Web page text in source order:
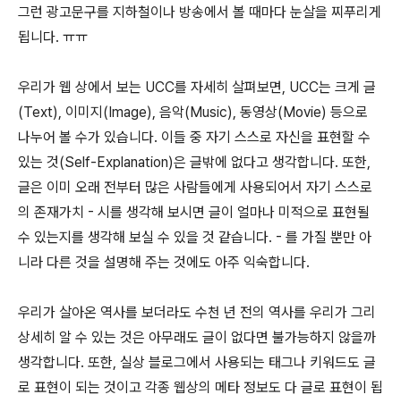
그런 광고문구를 지하철이나 방송에서 볼 때마다 눈살을 찌푸리게
됩니다. ㅠㅠ
우리가 웹 상에서 보는 UCC를 자세히 살펴보면, UCC는 크게 글
(Text), 이미지(Image), 음악(Music), 동영상(Movie) 등으로
나누어 볼 수가 있습니다. 이들 중 자기 스스로 자신을 표현할 수
있는 것(Self-Explanation)은 글밖에 없다고 생각합니다. 또한,
글은 이미 오래 전부터 많은 사람들에게 사용되어서 자기 스스로
의 존재가치 - 시를 생각해 보시면 글이 얼마나 미적으로 표현될
수 있는지를 생각해 보실 수 있을 것 같습니다. - 를 가질 뿐만 아
니라 다른 것을 설명해 주는 것에도 아주 익숙합니다.
우리가 살아온 역사를 보더라도 수천 년 전의 역사를 우리가 그리
상세히 알 수 있는 것은 아무래도 글이 없다면 불가능하지 않을까
생각합니다. 또한, 실상 블로그에서 사용되는 태그나 키워드도 글
로 표현이 되는 것이고 각종 웹상의 메타 정보도 다 글로 표현이 됩